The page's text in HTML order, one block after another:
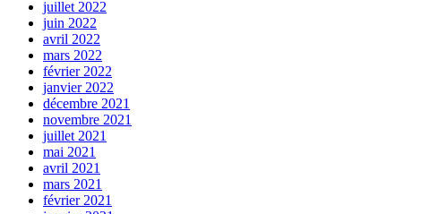
juillet 2022
juin 2022
avril 2022
mars 2022
février 2022
janvier 2022
décembre 2021
novembre 2021
juillet 2021
mai 2021
avril 2021
mars 2021
février 2021